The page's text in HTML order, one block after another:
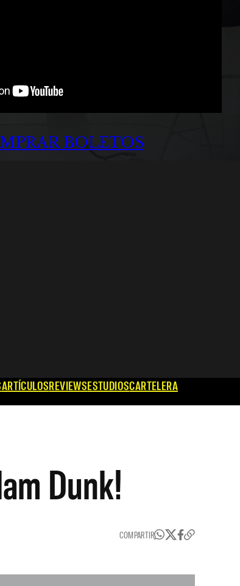
BOLETOS
ARTÍCULOSREVIEWSESTUDIOSCARTELERA
Dunk!
COMPARTIR